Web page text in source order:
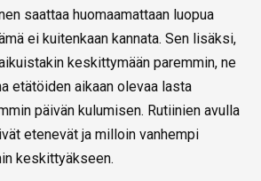
saattaa huomaamattaan luopua
ei kuitenkaan kannata. Sen lisäksi,
keskittymään paremmin, ne
etätöiden aikaan olevaa lasta
päivän kulumisen. Rutiinien avulla
etenevät ja milloin vanhempi
keskittyäkseen.